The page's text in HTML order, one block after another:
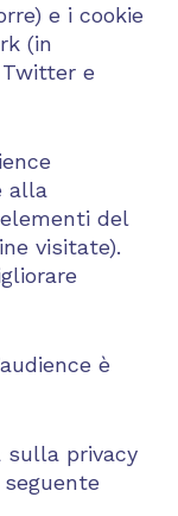
e i cookie
(in
Twitter e
alla
del
visitate).
è
sulla privacy